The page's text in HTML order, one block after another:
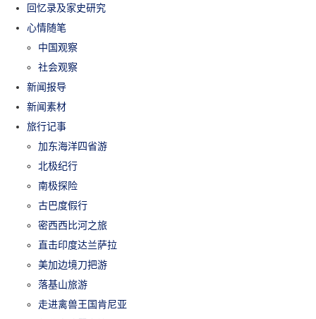
回忆录及家史研究
心情随笔
中国观察
社会观察
新闻报导
新闻素材
旅行记事
加东海洋四省游
北极纪行
南极探险
古巴度假行
密西西比河之旅
直击印度达兰萨拉
美加边境刀把游
落基山旅游
走进禽兽王国肯尼亚